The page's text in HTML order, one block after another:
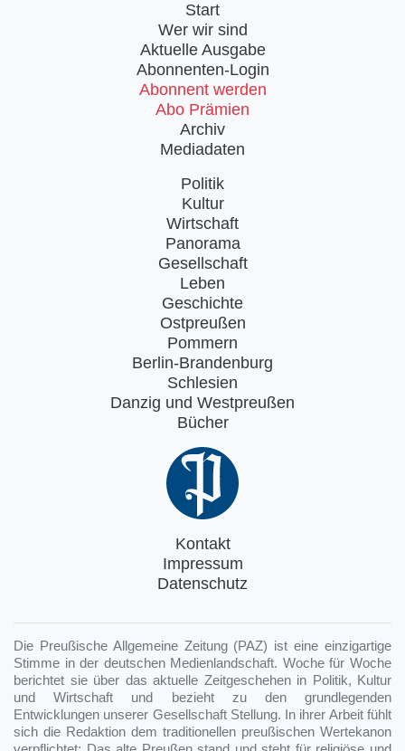
Start
Wer wir sind
Aktuelle Ausgabe
Abonnenten-Login
Abonnent werden
Abo Prämien
Archiv
Mediadaten
Politik
Kultur
Wirtschaft
Panorama
Gesellschaft
Leben
Geschichte
Ostpreußen
Pommern
Berlin-Brandenburg
Schlesien
Danzig und Westpreußen
Bücher
Kontakt
Impressum
Datenschutz
Die Preußische Allgemeine Zeitung (PAZ) ist eine einzigartige
Stimme in der deutschen Medienlandschaft. Woche für Woche
berichtet sie über das aktuelle Zeitgeschehen in Politik, Kultur
und Wirtschaft und bezieht zu den grundlegenden
Entwicklungen unserer Gesellschaft Stellung. In ihrer Arbeit fühlt
sich die Redaktion dem traditionellen preußischen Wertekanon